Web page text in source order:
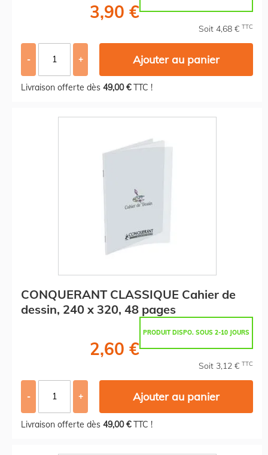
3,90 €
Soit 4,68 € TTC
- + Ajouter au panier
Livraison offerte dès 49,00 €TTC !
CONQUERANT CLASSIQUE Cahier de
dessin, 240 x 320, 48 pages
PRODUIT DISPO. SOUS 2-10 JOURS
2,60 €
Soit 3,12 € TTC
- + Ajouter au panier
Livraison offerte dès 49,00 €TTC !